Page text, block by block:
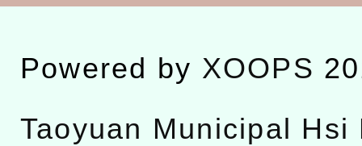
Powered by XOOPS
Taoyuan Municipal Hsi